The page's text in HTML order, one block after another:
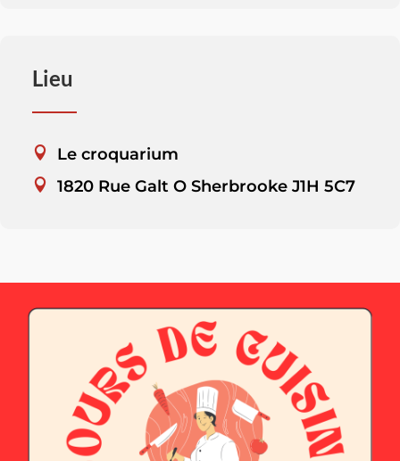
Lieu
Le croquarium
1820 Rue Galt O Sherbrooke J1H 5C7